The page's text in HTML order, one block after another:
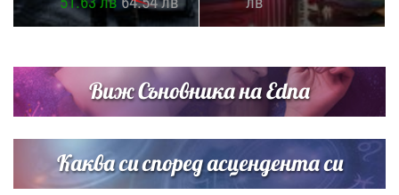
Виж Съновника на Edna
Каква си според асцендента си